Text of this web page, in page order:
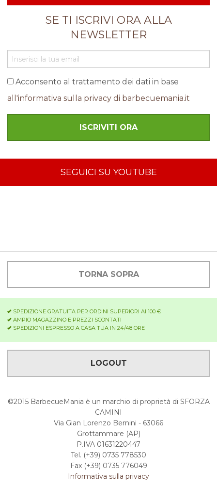
SE TI ISCRIVI ORA ALLA
NEWSLETTER
Acconsento al trattamento dei dati in base
all'informativa sulla privacy di barbecuemania.it
SEGUICI SU YOUTUBE
TORNA SOPRA
SPEDIZIONE GRATUITA PER ORDINI SUPERIORI AI 100 €
AMPIO MAGAZZINO E PREZZI SCONTATI
SPEDIZIONI ESPRESSO A CASA TUA IN 24/48 ORE
LOGOUT
©2015 BarbecueMania è un marchio di proprietà di SFORZA
CAMINI
Via Gian Lorenzo Bernini - 63066
Grottammare (AP)
P.IVA 01631220447
Tel. (+39) 0735 778530
Fax (+39) 0735 776049
Informativa sulla privacy